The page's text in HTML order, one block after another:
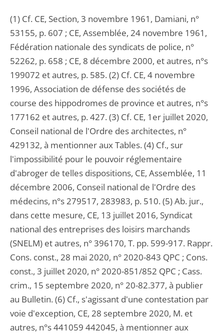
(1) Cf. CE, Section, 3 novembre 1961, Damiani, n°
53155, p. 607 ; CE, Assemblée, 24 novembre 1961,
Fédération nationale des syndicats de police, n°
52262, p. 658 ; CE, 8 décembre 2000, et autres, n°s
199072 et autres, p. 585. (2) Cf. CE, 4 novembre
1996, Association de défense des sociétés de
course des hippodromes de province et autres, n°s
177162 et autres, p. 427. (3) Cf. CE, 1er juillet 2020,
Conseil national de l'Ordre des architectes, n°
429132, à mentionner aux Tables. (4) Cf., sur
l'impossibilité pour le pouvoir réglementaire
d'abroger de telles dispositions, CE, Assemblée, 11
décembre 2006, Conseil national de l'Ordre des
médecins, n°s 279517, 283983, p. 510. (5) Ab. jur.,
dans cette mesure, CE, 13 juillet 2016, Syndicat
national des entreprises des loisirs marchands
(SNELM) et autres, n° 396170, T. pp. 599-917. Rappr.
Cons. const., 28 mai 2020, n° 2020-843 QPC ; Cons.
const., 3 juillet 2020, n° 2020-851/852 QPC ; Cass.
crim., 15 septembre 2020, n° 20-82.377, à publier
au Bulletin. (6) Cf., s'agissant d'une contestation par
voie d'exception, CE, 28 septembre 2020, M. et
autres, n°s 441059 442045, à mentionner aux